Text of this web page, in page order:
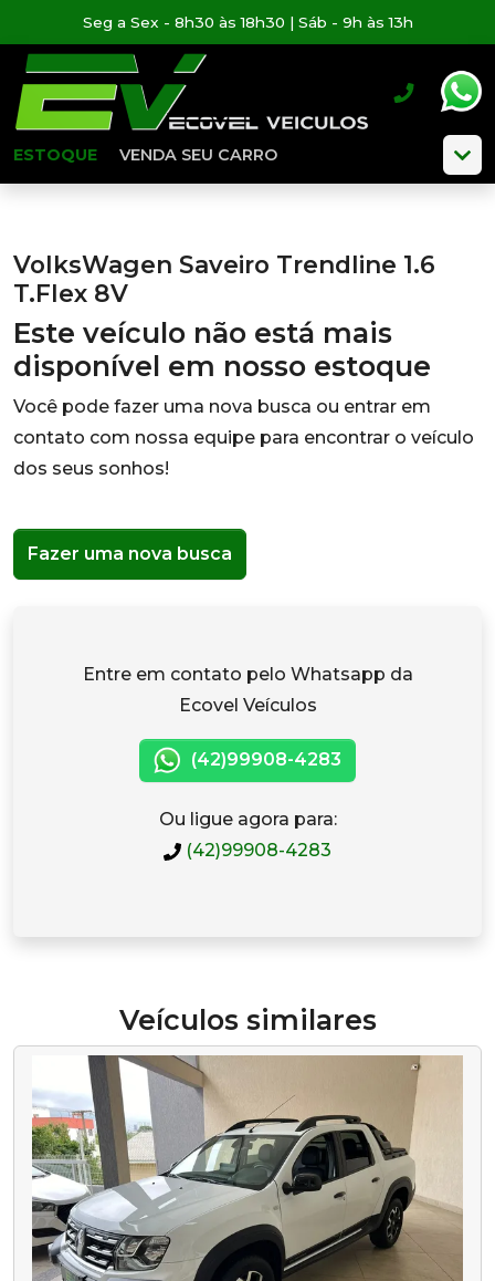
Seg a Sex - 8h30 às 18h30 | Sáb - 9h às 13h
ESTOQUE VENDA SEU CARRO
VolksWagen Saveiro Trendline 1.6
T.Flex 8V
Este veículo não está mais
disponível em nosso estoque
Você pode fazer uma nova busca ou entrar em
contato com nossa equipe para encontrar o veículo
dos seus sonhos!
Fazer uma nova busca
Entre em contato pelo Whatsapp da
Ecovel Veículos
(42)99908-4283
Ou ligue agora para:
(42)99908-4283
Veículos similares